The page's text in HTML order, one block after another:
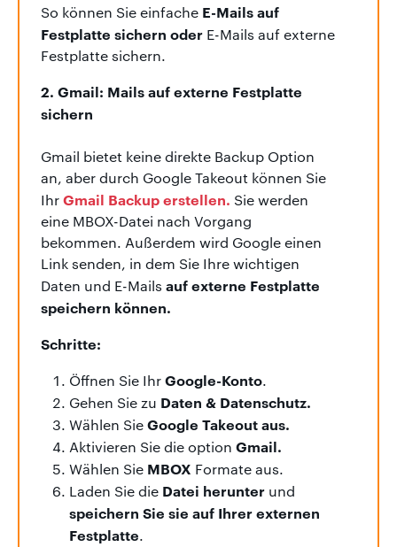
So können Sie einfache E-Mails auf
Festplatte sichern oder E-Mails auf externe
Festplatte sichern.
2. Gmail: Mails auf externe Festplatte
sichern
Gmail bietet keine direkte Backup Option
an, aber durch Google Takeout können Sie
IhrGmail Backup erstellen. Sie werden
eine MBOX-Datei nach Vorgang
bekommen. Außerdem wird Google einen
Link senden, in dem Sie Ihre wichtigen
Daten und E-Mails auf externe Festplatte
speichern können.
Schritte:
Öffnen Sie IhrGoogle-Konto.
Gehen Sie zu Daten & Datenschutz.
Wählen SieGoogle Takeout aus.
Aktivieren Sie die option Gmail.
Wählen Sie MBOX Formate aus.
Laden Sie die Datei herunter und
speichern Sie sie auf Ihrer externen
Festplatte.